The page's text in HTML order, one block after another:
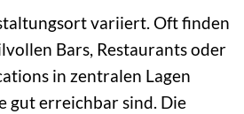
variiert. Oft finden
Bars, Restaurants oder
in zentralen Lagen
gut erreichbar sind. Die